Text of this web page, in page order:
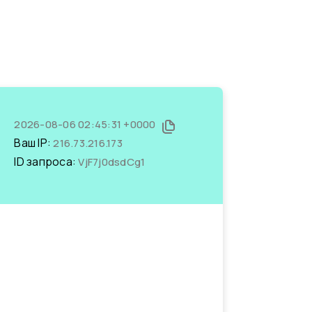
2026-08-06 02:45:31 +0000
Ваш IP:216.73.216.173
ID запроса:VjF7j0dsdCg1